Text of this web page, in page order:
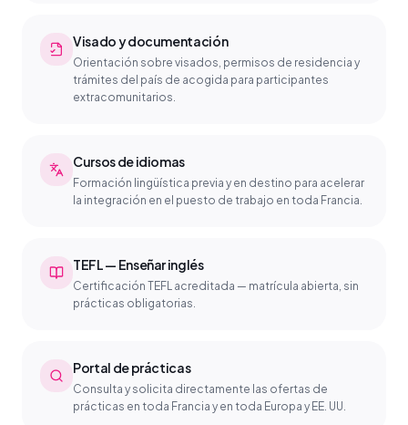
Visado y documentación
Orientación sobre visados, permisos de residencia y
trámites del país de acogida para participantes
extracomunitarios.
Cursos de idiomas
Formación lingüística previa y en destino para acelerar
la integración en el puesto de trabajo en toda Francia.
TEFL — Enseñar inglés
Certificación TEFL acreditada — matrícula abierta, sin
prácticas obligatorias.
Portal de prácticas
Consulta y solicita directamente las ofertas de
prácticas en toda Francia y en toda Europa y EE. UU.